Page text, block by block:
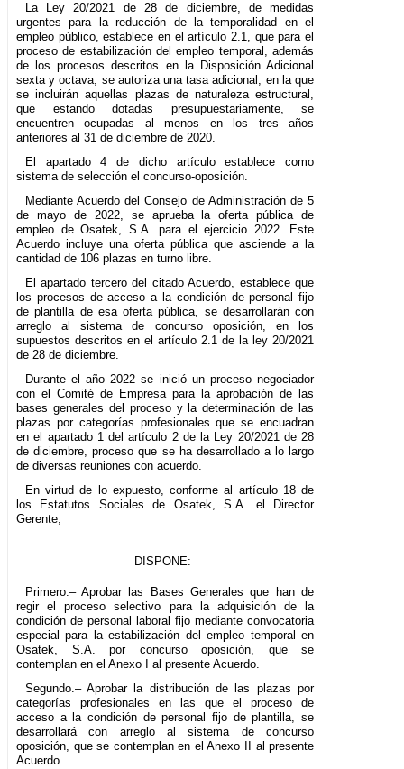
La Ley 20/2021 de 28 de diciembre, de medidas
urgentes para la reducción de la temporalidad en el
empleo público, establece en el artículo 2.1, que para el
proceso de estabilización del empleo temporal, además
de los procesos descritos en la Disposición Adicional
sexta y octava, se autoriza una tasa adicional, en la que
se incluirán aquellas plazas de naturaleza estructural,
que estando dotadas presupuestariamente, se
encuentren ocupadas al menos en los tres años
anteriores al 31 de diciembre de 2020.
El apartado 4 de dicho artículo establece como
sistema de selección el concurso-oposición.
Mediante Acuerdo del Consejo de Administración de 5
de mayo de 2022, se aprueba la oferta pública de
empleo de Osatek, S.A. para el ejercicio 2022. Este
Acuerdo incluye una oferta pública que asciende a la
cantidad de 106 plazas en turno libre.
El apartado tercero del citado Acuerdo, establece que
los procesos de acceso a la condición de personal fijo
de plantilla de esa oferta pública, se desarrollarán con
arreglo al sistema de concurso oposición, en los
supuestos descritos en el artículo 2.1 de la ley 20/2021
de 28 de diciembre.
Durante el año 2022 se inició un proceso negociador
con el Comité de Empresa para la aprobación de las
bases generales del proceso y la determinación de las
plazas por categorías profesionales que se encuadran
en el apartado 1 del artículo 2 de la Ley 20/2021 de 28
de diciembre, proceso que se ha desarrollado a lo largo
de diversas reuniones con acuerdo.
En virtud de lo expuesto, conforme al artículo 18 de
los Estatutos Sociales de Osatek, S.A. el Director
Gerente,
DISPONE:
Primero.– Aprobar las Bases Generales que han de
regir el proceso selectivo para la adquisición de la
condición de personal laboral fijo mediante convocatoria
especial para la estabilización del empleo temporal en
Osatek, S.A. por concurso oposición, que se
contemplan en el Anexo I al presente Acuerdo.
Segundo.– Aprobar la distribución de las plazas por
categorías profesionales en las que el proceso de
acceso a la condición de personal fijo de plantilla, se
desarrollará con arreglo al sistema de concurso
oposición, que se contemplan en el Anexo II al presente
Acuerdo.